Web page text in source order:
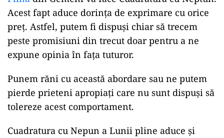
Acest fapt aduce dorința de exprimare cu orice
preț. Astfel, putem fi dispuși chiar să trecem
peste promisiuni din trecut doar pentru a ne
expune opinia în fața tuturor.
Punem răni cu această abordare sau ne putem
pierde prieteni apropiați care nu sunt dispuși să
tolereze acest comportament.
Cuadratura cu Nepun a Lunii pline aduce și